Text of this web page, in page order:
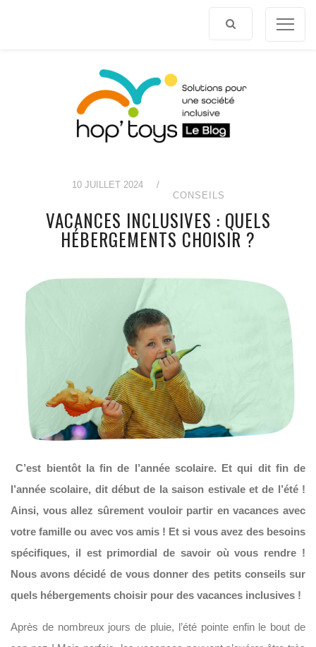
10 JUILLET 2024
/
CONSEILS
VACANCES INCLUSIVES : QUELS
HÉBERGEMENTS CHOISIR ?
C’est bientôt la fin de l’année scolaire. Et qui dit fin de
l’année scolaire, dit début de la saison estivale et de l’été !
Ainsi, vous allez sûrement vouloir partir en vacances avec
votre famille ou avec vos amis ! Et si vous avez des besoins
spécifiques, il est primordial de savoir où vous rendre !
Nous avons décidé de vous donner des petits conseils sur
quels hébergements choisir pour des vacances inclusives !
Après de nombreux jours de pluie, l’été pointe enfin le bout de